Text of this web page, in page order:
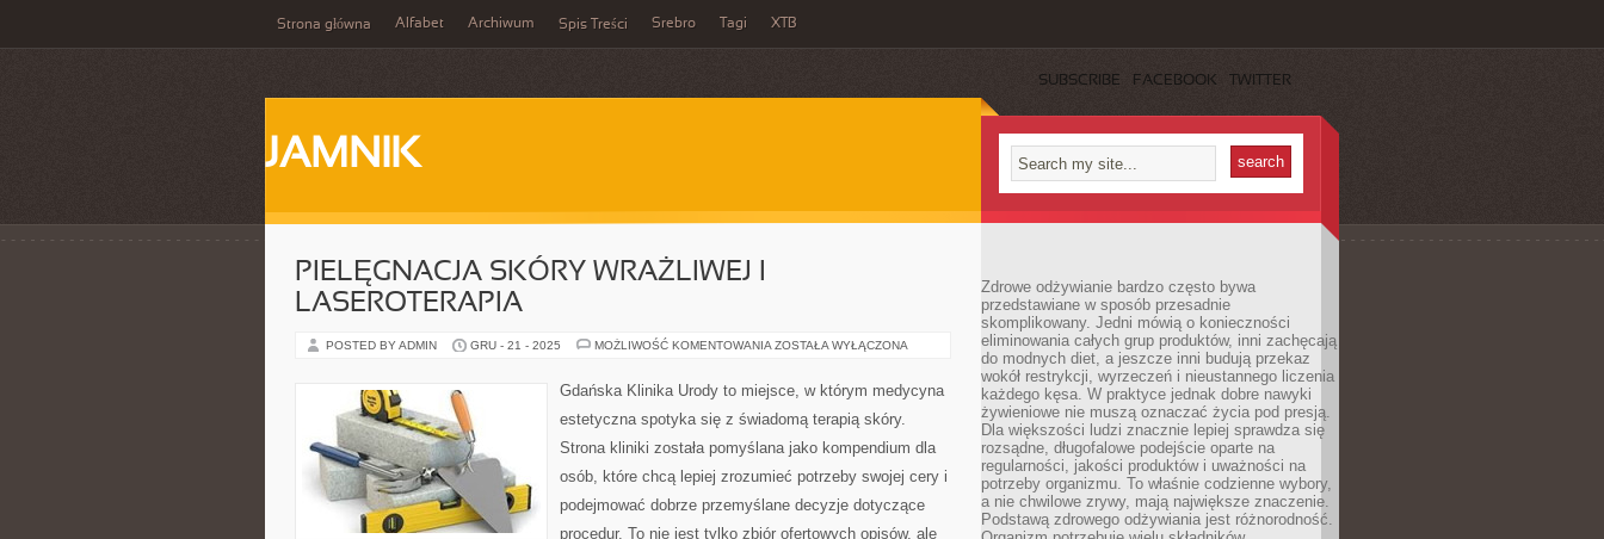
Strona główna Alfabet Archiwum Spis Treści Srebro Tagi XTB
SUBSCRIBE FACEBOOK TWITTER
JAMNIK
PIELĘGNACJA SKÓRY WRAŻLIWEJ I
LASEROTERAPIA
POSTED BY ADMIN GRU - 21 - 2025 MOŻLIWOŚĆ KOMENTOWANIA PIELĘGNACJA
LASEROTERAPIA
ZOSTAŁA WYŁĄCZONA
Gdańska Klinika Urody to miejsce, w którym medycyna
estetyczna spotyka się z świadomą terapią skóry.
Strona kliniki została pomyślana jako kompendium dla
osób, które chcą lepiej zrozumieć potrzeby swojej cery i
podejmować dobrze przemyślane decyzje dotyczące
procedur. To nie jest tylko zbiór ofertowych opisów, ale
Zdrowe odżywianie bardzo często bywa
przedstawiane w sposób przesadnie
skomplikowany. Jedni mówią o konieczności
eliminowania całych grup produktów, inni zachęcają
do modnych diet, a jeszcze inni budują przekaz
wokół restrykcji, wyrzeczeń i nieustannego liczenia
każdego kęsa. W praktyce jednak dobre nawyki
żywieniowe nie muszą oznaczać życia pod presją.
Dla większości ludzi znacznie lepiej sprawdza się
rozsądne, długofalowe podejście oparte na
regularności, jakości produktów i uważności na
potrzeby organizmu. To właśnie codzienne wybory,
a nie chwilowe zrywy, mają największe znaczenie.
Podstawą zdrowego odżywiania jest różnorodność.